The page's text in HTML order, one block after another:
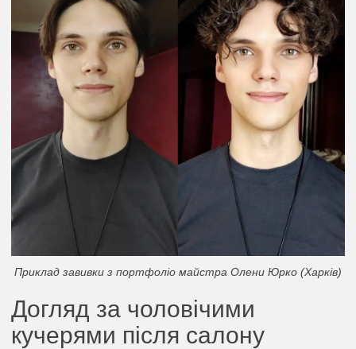
Приклад завивки з портфоліо майстра Олени Юрко (Харків)
Догляд за чоловічими
кучерями після салону